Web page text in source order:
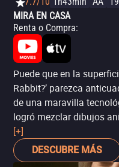
MIRA EN CASA
Renta o Compra:
Puede que en la
Rabbit?’ parezca
de una maravilla
logró mezclar dibujos
manera más que
resultarían limitados, por
acreedora a cuatro
[+]
DESCUBRE MÁS